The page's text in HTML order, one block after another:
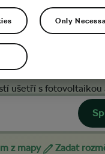
ušetříte
ušetří s fotovoltaikou
z mapy Zadat
Only